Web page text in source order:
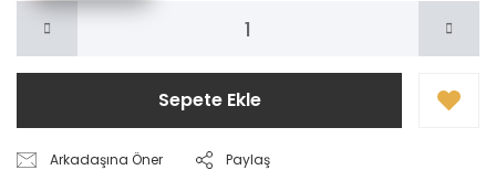
Sepete Ekle
Arkadaşına Öner Paylaş